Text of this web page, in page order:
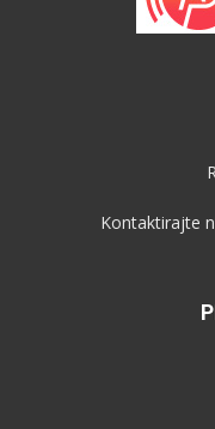
Kontaktirajte